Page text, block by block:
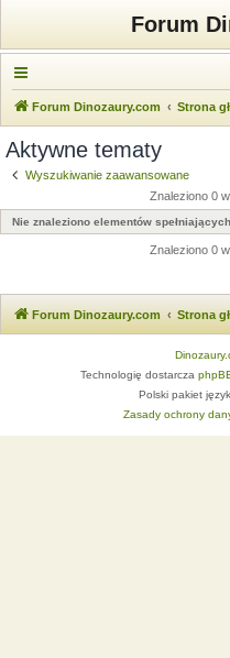
Forum
Forum Dinozaury.com Strona
Aktywne tematy
Wyszukiwanie zaawansowane
Znaleziono 0
Nie znaleziono elementów
Znaleziono 0
Forum Dinozaury.com Strona
Technologię dostarcza
Polski pakiet
Zasady ochrony